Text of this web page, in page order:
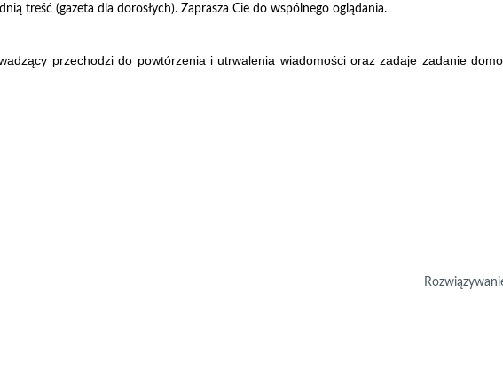
treść (gazeta dla dorosłych). Zaprasza Cie do wspólnego oglądania.
przechodzi do powtórzenia i utrwalenia wiadomości oraz zadaje zadanie